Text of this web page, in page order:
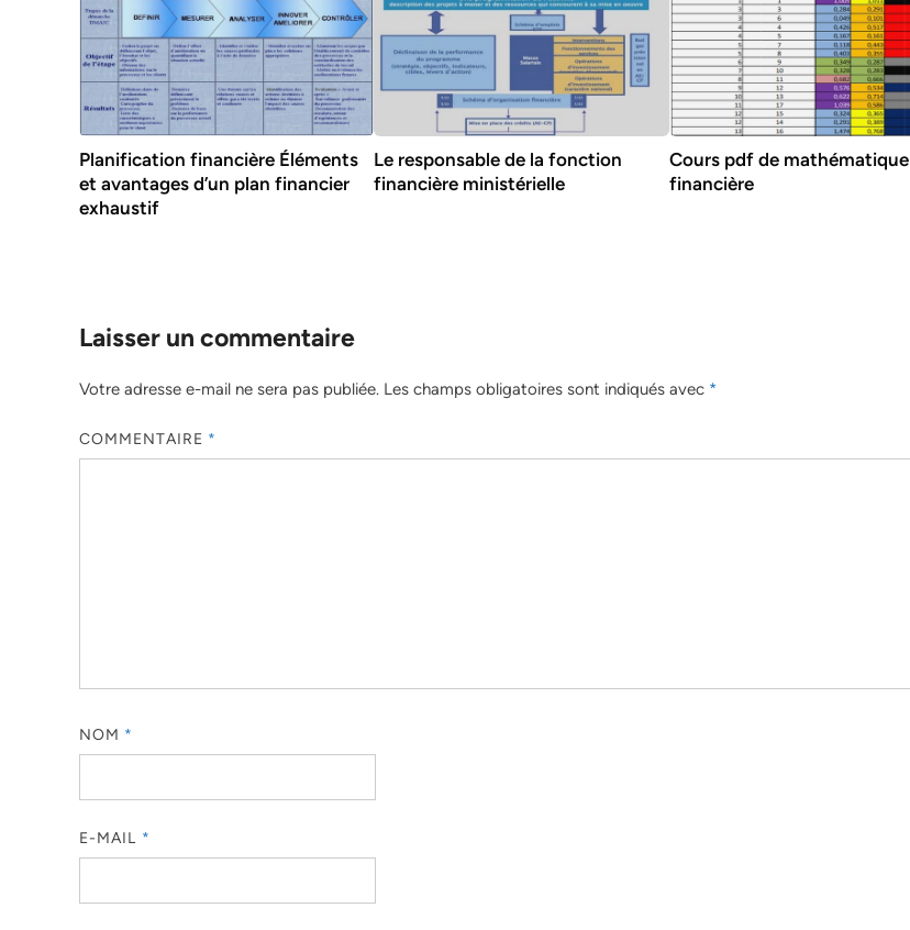
Planification financière Éléments
et avantages d’un plan financier
exhaustif
Le responsable de la fonction
financière ministérielle
Cours pdf de mathématique
financière
Laisser un commentaire
Votre adresse e-mail ne sera pas publiée. Les champs obligatoires sont indiqués avec *
COMMENTAIRE *
NOM *
E-MAIL *